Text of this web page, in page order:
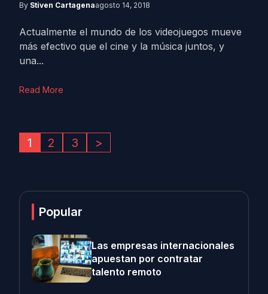
By Stiven Cartagenaagosto 14, 2018
Actualmente el mundo de los videojuegos mueve
más efectivo que el cine y la música juntos, y
una...
Read More
1 2 3 >
Popular
Las empresas internacionales
apuestan por contratar
talento remoto